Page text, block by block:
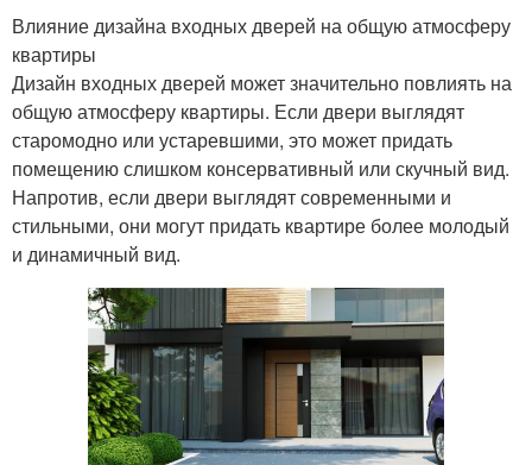
Влияние дизайна входных дверей на общую атмосферу
квартиры
Дизайн входных дверей может значительно повлиять на
общую атмосферу квартиры. Если двери выглядят
старомодно или устаревшими, это может придать
помещению слишком консервативный или скучный вид.
Напротив, если двери выглядят современными и
стильными, они могут придать квартире более молодый
и динамичный вид.